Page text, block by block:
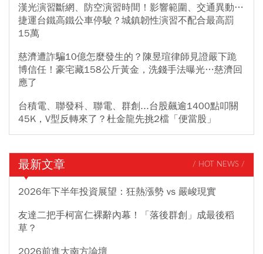
漢光演習斷網、防空演習時間！影響範圍、交通異動…
捷運台鐵高鐵公車停駛？城鎮韌性演習不配合最高罰
15萬
慈濟遭詐騙10億怎麼發生的？陳昱瑄律師見證嚴下跪
博信任！豪宅藏158公斤黃金，洗錢手法曝光…慈濟回
應了
台積電、聯發科、聯電、群創...台股飆逾1400點叩關
45K，V型反轉來了？杜金龍先挑2檔「便當股」
最新文章 / HOT NEWS /
2026年下半年投資展望：狂熱漲勢 vs 嚴峻現實
友達二把手柯富仁裸辭內幕！「落後群創」成最後稻
草？
2026前進大南方論壇